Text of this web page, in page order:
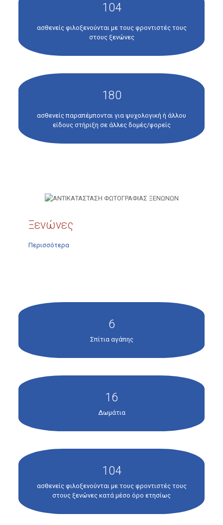
104
ασθενείς φιλοξενούνται με τους φροντιστές τους
στους ξενώνες
180
ασθενείς παραπέμπονται για ψυχολογική ή άλλου
είδους στήριξη σε άλλες δομές/φορείς
Ξενώνες
Περισσότερα
6
Σπίτια αγάπης
16
Δωμάτια
104
ασθενείς φιλοξενούνται με τους φροντιστές τους
στους ξενώνες κατά μέσο όρο ετησίως